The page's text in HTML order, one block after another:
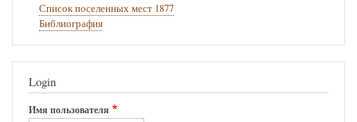
Список поселенных мест 1877
Библиография
Login
Имя пользователя